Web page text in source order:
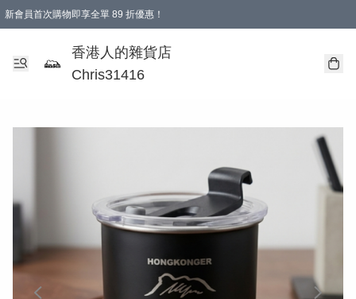
新會員首次購物即享全單 89 折優惠！
購物滿 HKD 499.00即享免運費優惠！（適用於 本地送貨、本地取貨 )
【滿 $300 專屬驚喜：無聲信物（最後一批）】
香港人的雜貨店
Chris31416